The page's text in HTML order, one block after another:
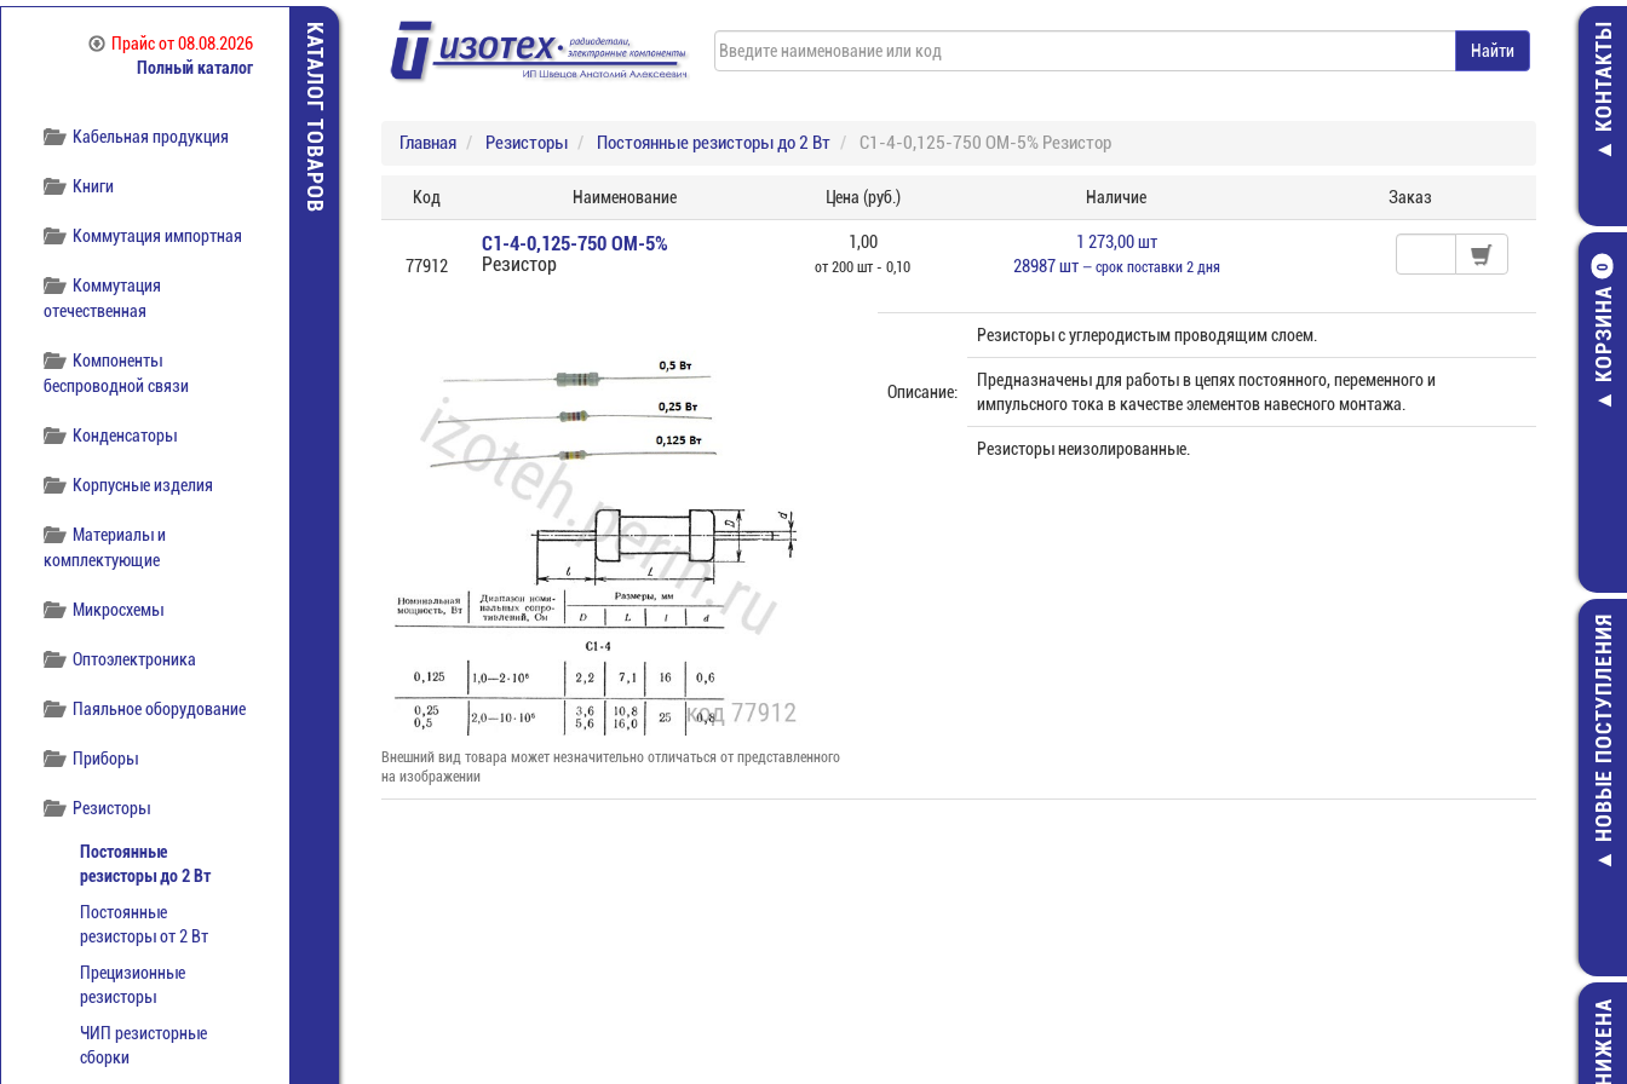
Прайсот 08.08.2026
Полный каталог
Инструмент
Кабельная продукция
Книги
Коммутация импортная
Коммутация
отечественная
Компоненты
беспроводной связи
Конденсаторы
Корпусные изделия
Материалы и
комплектующие
Микросхемы
Оптоэлектроника
Паяльное оборудование
Приборы
Резисторы
Постоянные
резисторы до 2 Вт
Постоянные
резисторы от 2 Вт
Прецизионные
резисторы
ЧИП резисторные
сборки
КАТАЛОГ ТОВАРОВ КОНТАКТЫ
КОРЗИНА
0
MFR-0,5-1
Резистор
7,00 руб.
НОВЫЕ ПОСТУПЛЕНИЯ
Главная Резисторы Постоянные резисторы до 2 Вт С1-4-0,125-750 ОМ-5% Резистор
Код Наименование Цена (руб.) Наличие Заказ
77912
С1-4-0,125-750 ОМ-5%
Резистор
1,00
от 200 шт - 0,10
1 273,00 шт
28987 шт— срок поставки 2 дня
Внешний вид товара может незначительно отличаться от представленного
на изображении
Описание:
Резисторы с углеродистым проводящим слоем.
Предназначены для работы в цепях постоянного, переменного и
импульсного тока в качестве элементов навесного монтажа.
Резисторы неизолированные.